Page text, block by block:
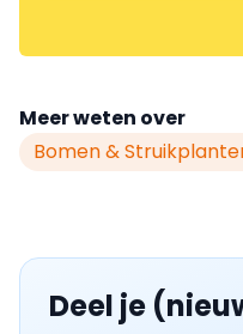
Meer weten over
Bomen &
Deel je